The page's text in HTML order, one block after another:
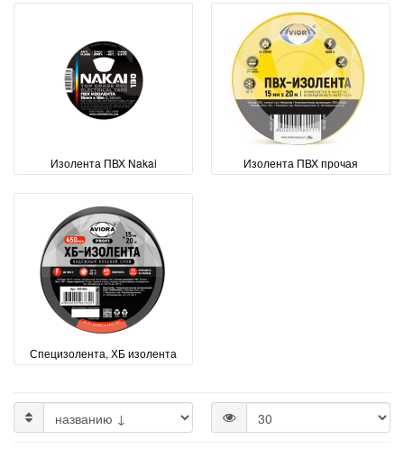
Изолента ПВХ Nakai Изолента ПВХ прочая
Специзолента, ХБ изолента